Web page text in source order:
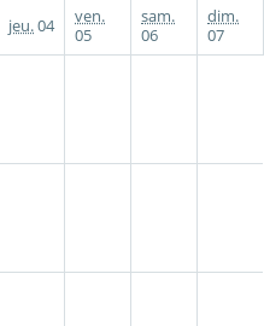
jeu.04
ven.
05
sam.
06
dim.
07